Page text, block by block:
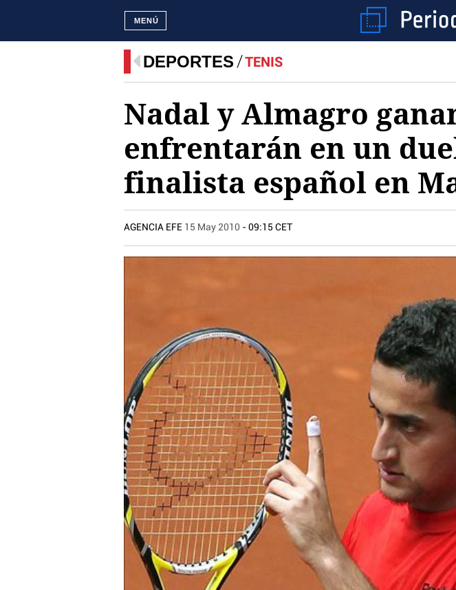
MENÚ
DEPORTES TENIS
Nadal y Almagro
enfrentarán en un
finalista español en
AGENCIA EFE 15 May 2010 - 09:15 CET